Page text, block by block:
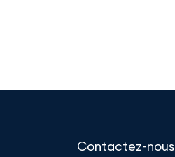
Contactez-nous